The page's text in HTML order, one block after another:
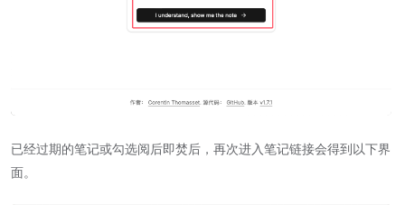
已经过期的笔记或勾选阅后即焚后，再次进入笔记链接会得到以下界
面。